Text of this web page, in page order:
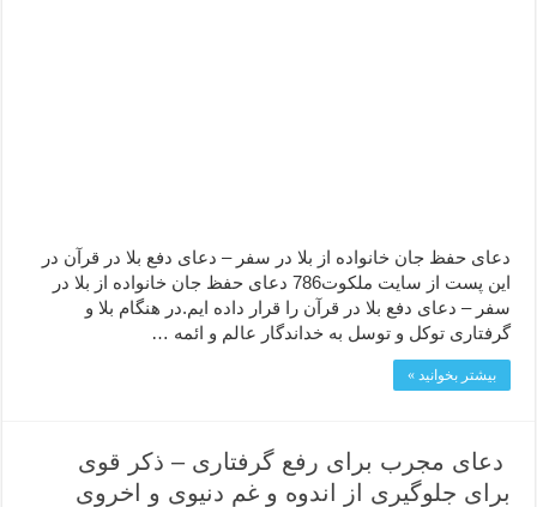
دعای حفظ جان خانواده از بلا در سفر – دعای دفع بلا در قرآن در
این پست از سایت ملکوت786 دعای حفظ جان خانواده از بلا در
سفر – دعای دفع بلا در قرآن را قرار داده ایم.در هنگام بلا و
گرفتاری توکل و توسل به خداندگار عالم و ائمه …
بیشتر بخوانید »
دعای مجرب برای رفع گرفتاری – ذکر قوی
برای جلوگیری از اندوه و غم دنیوی و اخروی